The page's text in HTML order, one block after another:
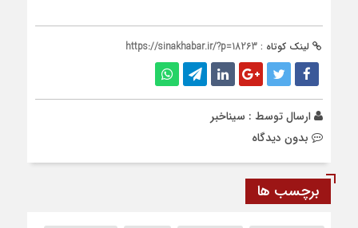
لینک کوتاه : https://sinakhabar.ir/?p=18263
ارسال توسط : سیناخبر
بدون دیدگاه
برچسب ها